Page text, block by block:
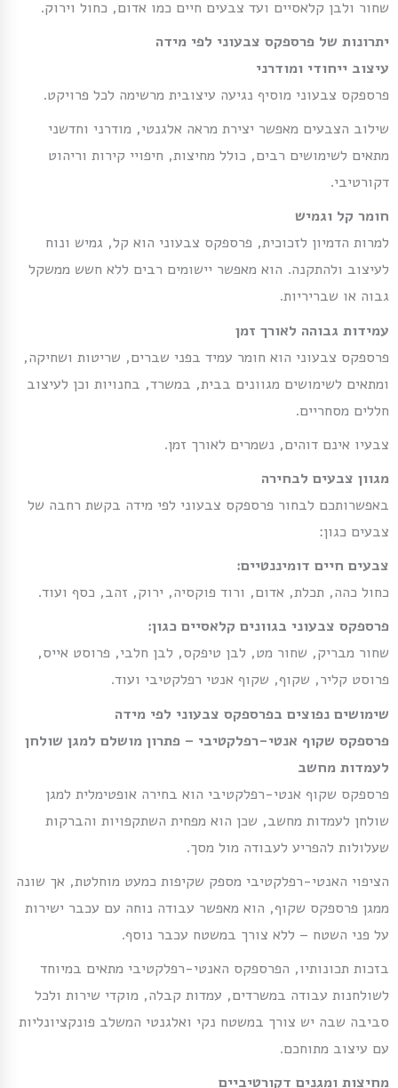
שחור ולבן קלאסיים ועד צבעים חיים כמו אדום, כחול וירוק.
יתרונות של פרספקס צבעוני לפי מידה
עיצוב ייחודי ומודרני
פרספקס צבעוני מוסיף נגיעה עיצובית מרשימה לכל פרויקט.
שילוב הצבעים מאפשר יצירת מראה אלגנטי, מודרני וחדשני
מתאים לשימושים רבים, כולל מחיצות, חיפויי קירות וריהוט
דקורטיבי.
חומר קל וגמיש
למרות הדמיון לזכוכית, פרספקס צבעוני הוא קל, גמיש ונוח
לעיצוב ולהתקנה. הוא מאפשר יישומים רבים ללא חשש ממשקל
גבוה או שבריריות.
עמידות גבוהה לאורך זמן
פרספקס צבעוני הוא חומר עמיד בפני שברים, שריטות ושחיקה,
ומתאים לשימושים מגוונים בבית, במשרד, בחנויות וכן לעיצוב
חללים מסחריים.
צבעיו אינם דוהים, נשמרים לאורך זמן.
מגוון צבעים לבחירה
באפשרותכם לבחור פרספקס צבעוני לפי מידה בקשת רחבה של
צבעים כגון:
צבעים חיים דומיננטיים:
כחול כהה, תכלת, אדום, ורוד פוקסיה, ירוק, זהב, כסף ועוד.
פרספקס צבעוני בגוונים קלאסיים כגון:
שחור מבריק, שחור מט, לבן טיפקס, לבן חלבי, פרוסט אייס,
פרוסט קליר, שקוף, שקוף אנטי רפלקטיבי ועוד.
שימושים נפוצים בפרספקס צבעוני לפי מידה
פרספקס שקוף אנטי-רפלקטיבי – פתרון מושלם למגן שולחן
לעמדות מחשב
פרספקס שקוף אנטי-רפלקטיבי הוא בחירה אופטימלית למגן
שולחן לעמדות מחשב, שכן הוא מפחית השתקפויות והברקות
שעלולות להפריע לעבודה מול מסך.
הציפוי האנטי-רפלקטיבי מספק שקיפות כמעט מוחלטת, אך שונה
ממגן פרספקס שקוף, הוא מאפשר עבודה נוחה עם עכבר ישירות
על פני השטח – ללא צורך במשטח עכבר נוסף.
בזכות תכונותיו, הפרספקס האנטי-רפלקטיבי מתאים במיוחד
לשולחנות עבודה במשרדים, עמדות קבלה, מוקדי שירות ולכל
סביבה שבה יש צורך במשטח נקי ואלגנטי המשלב פונקציונליות
עם עיצוב מתוחכם.
מחיצות ומגנים דקורטיביים